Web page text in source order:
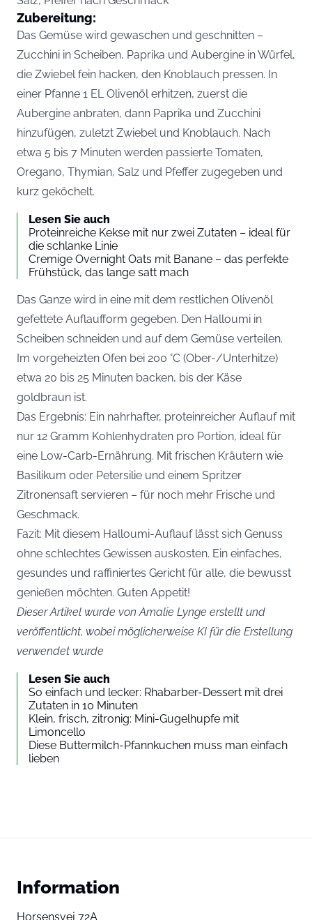
Zubereitung:
Das Gemüse wird gewaschen und geschnitten –
Zucchini in Scheiben, Paprika und Aubergine in Würfel,
die Zwiebel fein hacken, den Knoblauch pressen. In
einer Pfanne 1 EL Olivenöl erhitzen, zuerst die
Aubergine anbraten, dann Paprika und Zucchini
hinzufügen, zuletzt Zwiebel und Knoblauch. Nach
etwa 5 bis 7 Minuten werden passierte Tomaten,
Oregano, Thymian, Salz und Pfeffer zugegeben und
kurz geköchelt.
Lesen Sie auch
Proteinreiche Kekse mit nur zwei Zutaten – ideal für
die schlanke Linie
Cremige Overnight Oats mit Banane – das perfekte
Frühstück, das lange satt mach
Das Ganze wird in eine mit dem restlichen Olivenöl
gefettete Auflaufform gegeben. Den Halloumi in
Scheiben schneiden und auf dem Gemüse verteilen.
Im vorgeheizten Ofen bei 200 °C (Ober-/Unterhitze)
etwa 20 bis 25 Minuten backen, bis der Käse
goldbraun ist.
Das Ergebnis: Ein nahrhafter, proteinreicher Auflauf mit
nur 12 Gramm Kohlenhydraten pro Portion, ideal für
eine Low-Carb-Ernährung. Mit frischen Kräutern wie
Basilikum oder Petersilie und einem Spritzer
Zitronensaft servieren – für noch mehr Frische und
Geschmack.
Fazit: Mit diesem Halloumi-Auflauf lässt sich Genuss
ohne schlechtes Gewissen auskosten. Ein einfaches,
gesundes und raffiniertes Gericht für alle, die bewusst
genießen möchten. Guten Appetit!
Dieser Artikel wurde von Amalie Lynge erstellt und
veröffentlicht, wobei möglicherweise KI für die Erstellung
verwendet wurde
Lesen Sie auch
So einfach und lecker: Rhabarber-Dessert mit drei
Zutaten in 10 Minuten
Klein, frisch, zitronig: Mini-Gugelhupfe mit
Limoncello
Diese Buttermilch-Pfannkuchen muss man einfach
lieben
Information
Horsensvej 72A